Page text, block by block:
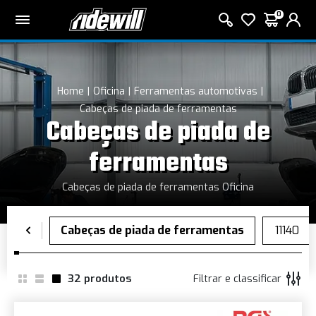
0
Home Oficina
Ferramentas automotivas
Cabeças de piada de ferramentas
Cabeças de piada de
ferramentas
Cabeças de piada de ferramentas Oficina
32 produtos Filtrar e classificar